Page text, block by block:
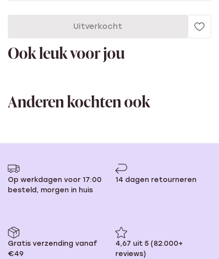
Uitverkocht
Ook leuk voor jou
Anderen kochten ook
Op werkdagen voor 17:00
besteld, morgen in huis
14 dagen retourneren
Gratis verzending vanaf
€49
4,67 uit 5 (82.000+
reviews)